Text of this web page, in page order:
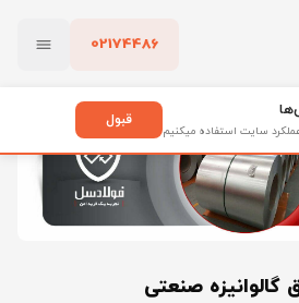
02174486
پاک کردن
گالوانیزه صنعتی
سایت استفاده میکنیم
قبول